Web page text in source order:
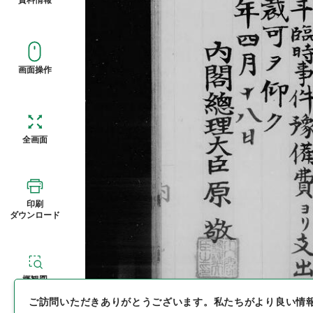
画面操作
全画面
印刷
ダウンロード
概観図
ご訪問いただきありがとうございます。 私たちがより良い情